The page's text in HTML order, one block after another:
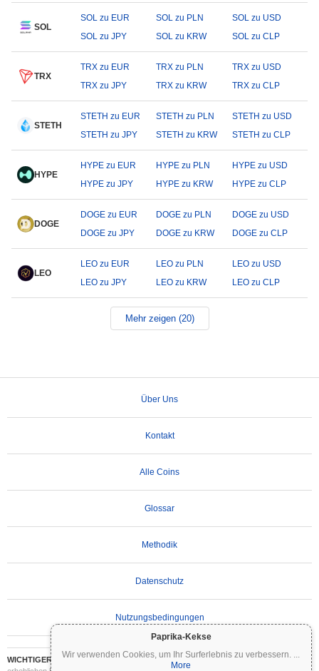
Paprika-Kekse
Wir verwenden Cookies, um Ihr Surferlebnis zu verbessern. ...
More
SOL
SOL zu EUR SOL zu PLN
SOL zu USD
SOL zu JPY
SOL zu KRW SOL zu CLP
TRX
TRX zu EUR TRX zu PLN
TRX zu USD
TRX zu JPY
TRX zu KRW TRX zu CLP
STETH
STETH zu EUR STETH zu PLN
STETH zu USD
STETH zu JPY
STETH zu KRW STETH zu CLP
HYPE
HYPE zu EUR HYPE zu PLN
HYPE zu USD
HYPE zu JPY
HYPE zu KRW HYPE zu CLP
DOGE
DOGE zu EUR DOGE zu PLN
DOGE zu USD
DOGE zu JPY
DOGE zu KRW DOGE zu CLP
LEO
LEO zu EUR LEO zu PLN
LEO zu USD
LEO zu JPY
LEO zu KRW LEO zu CLP
Mehr zeigen (20)
Über Uns
Kontakt
Alle Coins
Glossar
Methodik
Datenschutz
Nutzungsbedingungen
WICHTIGER HAFTUNGSAUSSCHLUSS:Kryptowährungen sind hochvolatil und mit